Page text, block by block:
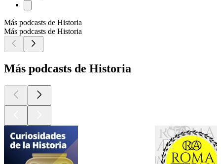
Más podcasts de Historia
Más podcasts de Historia
Más podcasts de Historia